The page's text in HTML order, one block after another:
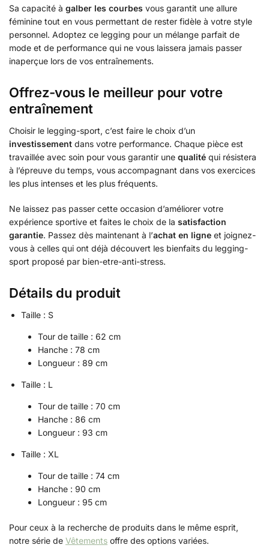
Sa capacité à galber les courbes vous garantit une allure
féminine tout en vous permettant de rester fidèle à votre style
personnel. Adoptez ce legging pour un mélange parfait de
mode et de performance qui ne vous laissera jamais passer
inaperçue lors de vos entraînements.
Offrez-vous le meilleur pour votre
entraînement
Choisir le legging-sport, c’est faire le choix d’un
investissement dans votre performance. Chaque pièce est
travaillée avec soin pour vous garantir une qualité qui résistera
à l’épreuve du temps, vous accompagnant dans vos exercices
les plus intenses et les plus fréquents.
Ne laissez pas passer cette occasion d’améliorer votre
expérience sportive et faites le choix de la satisfaction
garantie. Passez dès maintenant à l’achat en ligne et joignez-
vous à celles qui ont déjà découvert les bienfaits du legging-
sport proposé par bien-etre-anti-stress.
Détails du produit
Taille : S
Tour de taille : 62 cm
Hanche : 78 cm
Longueur : 89 cm
Taille : L
Tour de taille : 70 cm
Hanche : 86 cm
Longueur : 93 cm
Taille : XL
Tour de taille : 74 cm
Hanche : 90 cm
Longueur : 95 cm
Pour ceux à la recherche de produits dans le même esprit,
notre série de Vêtements offre des options variées.